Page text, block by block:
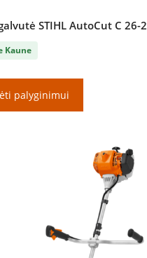
STIHL AutoCut C 26-2
Kaune
palyginimui